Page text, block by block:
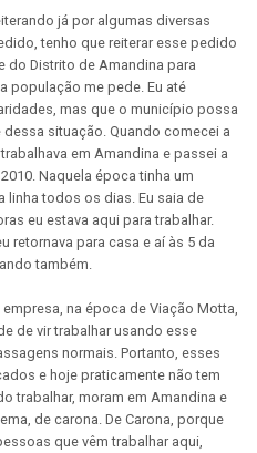
já por algumas diversas
tenho que reiterar esse pedido
do Distrito de Amandina para
população me pede. Eu até
mas que o município possa
situação. Quando comecei a
em Amandina e passei a
Naquela época tinha um
linha todos os dias. Eu saia de
eu estava aqui para trabalhar.
retornava para casa e aí às 5 da
também.
na época de Viação Motta,
de vir trabalhar usando esse
normais. Portanto, esses
e hoje praticamente não tem
trabalhar, moram em Amandina e
de carona. De Carona, porque
que vêm trabalhar aqui,